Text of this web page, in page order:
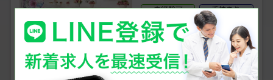
未経験可
手技あり
問診メイン
週4日からOK
診療科目 美容皮膚科、美容外科